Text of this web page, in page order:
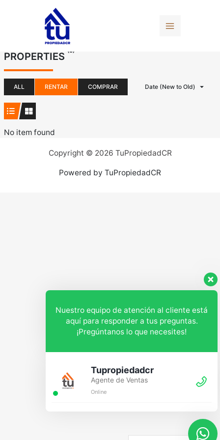
PROPERTIES (0)
ALL RENTAR COMPRAR Date (New to Old)
No item found
Copyright © 2026 TuPropiedadCR
Powered by TuPropiedadCR
Nuestro equipo de atención al cliente está
aquí para responder a tus preguntas.
¡Pregúntanos lo que necesites!
Tupropiedadcr
Agente de Ventas
Online